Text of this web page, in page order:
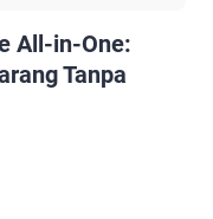
All-in-One:
Tanpa